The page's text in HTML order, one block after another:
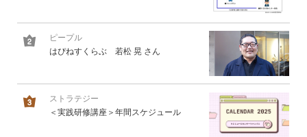
ピープル
はぴねすくらぶ 若松 晃 さん
ストラテジー
＜実践研修講座＞年間スケジュール